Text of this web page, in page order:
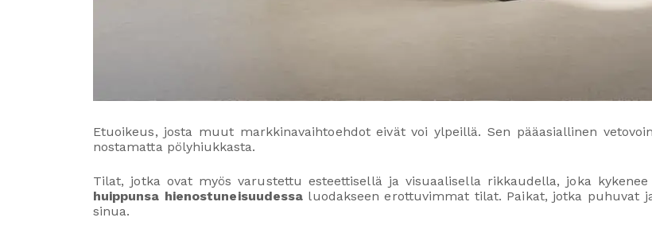
Etuoikeus, josta muut markkinavaihtoehdot eivät voi ylpeillä. Sen pääasiallinen
nostamatta pölyhiukkasta.
Tilat, jotka ovat myös varustettu esteettisellä ja visuaalisella rikkaudella, joka
huippunsa hienostuneisuudessa luodakseen erottuvimmat tilat. Paikat, jotka puhuvat
sinua.